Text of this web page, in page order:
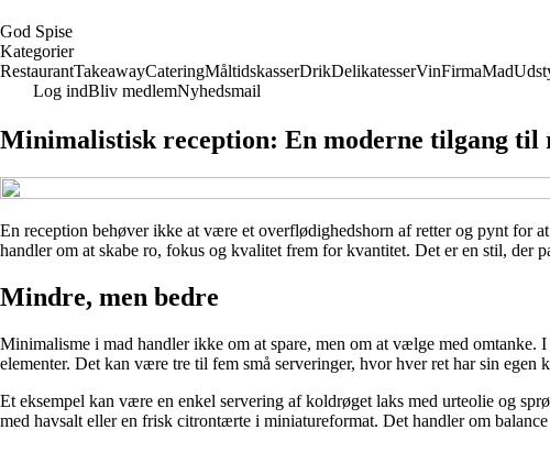
God Spise
Kategorier
RestaurantTakeawayCateringMåltidskasserDrikDelikatesserVinFirmaMad
Log indBliv medlemNyhedsmail
Minimalistisk reception: En moderne tilgang til
En reception behøver ikke at være et overflødighedshorn af retter og pynt for
handler om at skabe ro, fokus og kvalitet frem for kvantitet. Det er en stil, der
Mindre, men bedre
Minimalisme i mad handler ikke om at spare, men om at vælge med
elementer. Det kan være tre til fem små serveringer, hvor hver ret har sin egen
Et eksempel kan være en enkel servering af koldrøget laks med urteolie og
med havsalt eller en frisk citrontærte i miniatureformat. Det handler om